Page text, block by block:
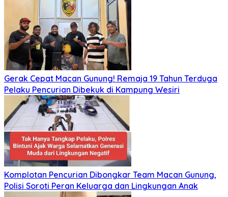
Gerak Cepat Macan Gunung! Remaja 19 Tahun Terduga
Pelaku Pencurian Dibekuk di Kampung Wesiri
Komplotan Pencurian Dibongkar Team Macan Gunung,
Polisi Soroti Peran Keluarga dan Lingkungan Anak